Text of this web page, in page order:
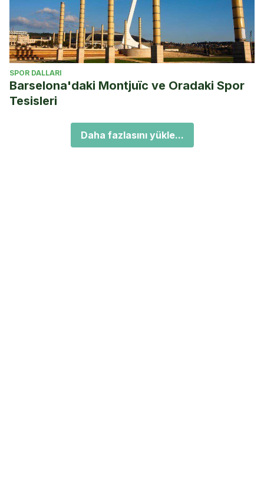
SPOR DALLARI
Barselona'daki Montjuïc ve Oradaki Spor
Tesisleri
Daha fazlasını yükle...